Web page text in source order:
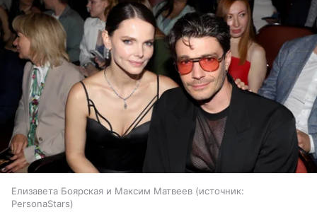
Елизавета Боярская и Максим Матвеев
источник:
PersonaStars